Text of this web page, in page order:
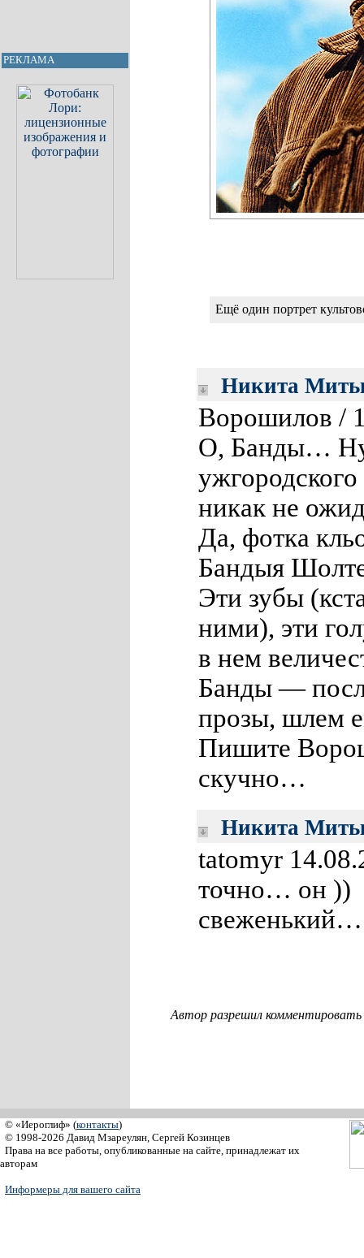
РЕКЛАМА
Ещё один портрет
Никита
Ворошилов /
О, Банды… Ну
никак не
Да, фотка
Бандыя
Эти зубы
ними), эти
в нем
Банды —
прозы, шлем
Пишите
скучно…
Никита
tatomyr
точно… он ))
свеженький…
Автор разрешил
© «Иероглиф» (контакты)
© 1998-2026 Давид Мзареулян, Сергей Козинцев
Права на все работы, опубликованные на сайте, принадлежат их
авторам
Информеры для вашего сайта